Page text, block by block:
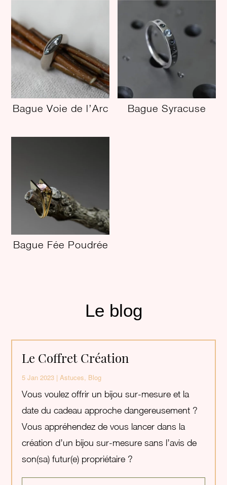
Bague Voie de l’Arc Bague Syracuse
Bague Fée Poudrée
Le blog
Le Coffret Création
5 Jan 2023 |Astuces, Blog
Vous voulez offrir un bijou sur-mesure et la
date du cadeau approche dangereusement ?
Vous appréhendez de vous lancer dans la
création d’un bijou sur-mesure sans l’avis de
son(sa) futur(e) propriétaire ?